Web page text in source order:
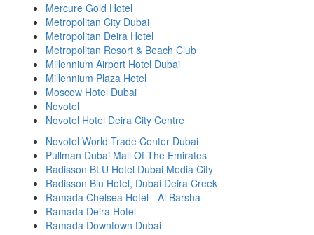
Mercure Gold Hotel
Metropolitan City Dubai
Metropolitan Deira Hotel
Metropolitan Resort & Beach Club
Millennium Airport Hotel Dubai
Millennium Plaza Hotel
Moscow Hotel Dubai
Novotel
Novotel Hotel Deira City Centre
Novotel World Trade Center Dubai
Pullman Dubai Mall Of The Emirates
Radisson BLU Hotel Dubai Media City
Radisson Blu Hotel, Dubai Deira Creek
Ramada Chelsea Hotel - Al Barsha
Ramada Deira Hotel
Ramada Downtown Dubai